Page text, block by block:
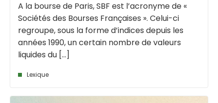
A la bourse de Paris, SBF est l’acronyme de «
Sociétés des Bourses Françaises ». Celui-ci
regroupe, sous la forme d’indices depuis les
années 1990, un certain nombre de valeurs
liquides du [...]
Lexique